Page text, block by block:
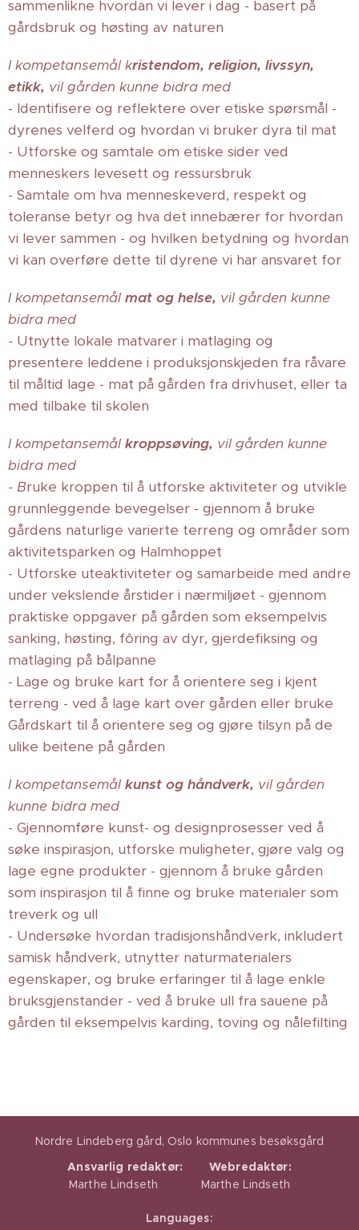
sammenlikne hvordan vi lever i dag - basert på
gårdsbruk og høsting av naturen
I kompetansemål kristendom, religion, livssyn,
etikk, vil gården kunne bidra med
- Identifisere og reflektere over etiske spørsmål -
dyrenes velferd og hvordan vi bruker dyra til mat
- Utforske og samtale om etiske sider ved
menneskers levesett og ressursbruk
- Samtale om hva menneskeverd, respekt og
toleranse betyr og hva det innebærer for hvordan
vi lever sammen - og hvilken betydning og hvordan
vi kan overføre dette til dyrene vi har ansvaret for
I kompetansemål mat og helse, vil gården kunne
bidra med
- Utnytte lokale matvarer i matlaging og
presentere leddene i produksjonskjeden fra råvare
til måltid lage - mat på gården fra drivhuset, eller ta
med tilbake til skolen
I kompetansemål kroppsøving, vil gården kunne
bidra med
- Bruke kroppen til å utforske aktiviteter og utvikle
grunnleggende bevegelser - gjennom å bruke
gårdens naturlige varierte terreng og områder som
aktivitetsparken og Halmhoppet
- Utforske uteaktiviteter og samarbeide med andre
under vekslende årstider i nærmiljøet - gjennom
praktiske oppgaver på gården som eksempelvis
sanking, høsting, fôring av dyr, gjerdefiksing og
matlaging på bålpanne
- Lage og bruke kart for å orientere seg i kjent
terreng - ved å lage kart over gården eller bruke
Gårdskart til å orientere seg og gjøre tilsyn på de
ulike beitene på gården
I kompetansemål kunst og håndverk, vil gården
kunne bidra med
- Gjennomføre kunst- og designprosesser ved å
søke inspirasjon, utforske muligheter, gjøre valg og
lage egne produkter - gjennom å bruke gården
som inspirasjon til å finne og bruke materialer som
treverk og ull
- Undersøke hvordan tradisjonshåndverk, inkludert
samisk håndverk, utnytter naturmaterialers
egenskaper, og bruke erfaringer til å lage enkle
bruksgjenstander - ved å bruke ull fra sauene på
gården til eksempelvis karding, toving og nålefilting
Nordre Lindeberg gård, Oslo kommunes besøksgård
Ansvarlig redaktør:Webredaktør:
Marthe Lindseth Marthe Lindseth
Languages